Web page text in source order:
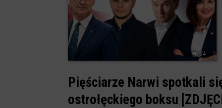
34
Pięściarze Narwi spotkali
ostrołęckiego boksu